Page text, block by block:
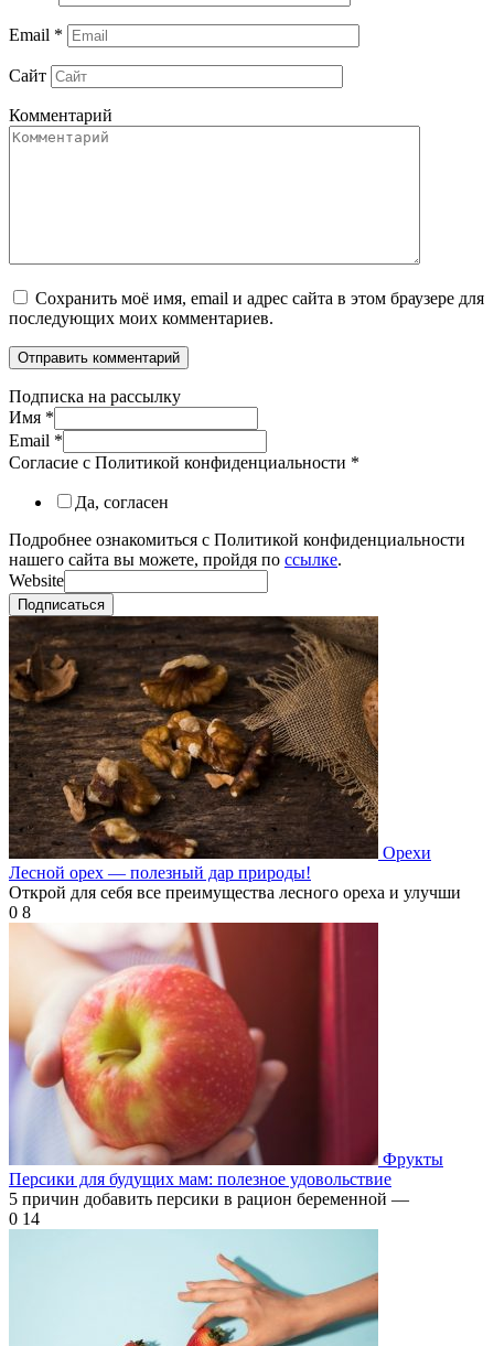
Email *
Сайт
Комментарий
Сохранить моё имя, email и адрес сайта в этом браузере для
последующих моих комментариев.
Подписка на рассылку
Имя *
Email *
Согласие с Политикой конфиденциальности *
Да, согласен
Подробнее ознакомиться с Политикой конфиденциальности
нашего сайта вы можете, пройдя по ссылке.
Website
Подписаться
Орехи
Лесной орех — полезный дар природы!
Открой для себя все преимущества лесного ореха и улучши
0 8
Фрукты
Персики для будущих мам: полезное удовольствие
5 причин добавить персики в рацион беременной —
0 14